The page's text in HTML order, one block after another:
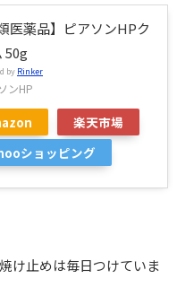
類医薬品】ピアソンHPク
50g
by Rinker
ンHP
楽天市場
ショッピング
け止めは毎日つけていま